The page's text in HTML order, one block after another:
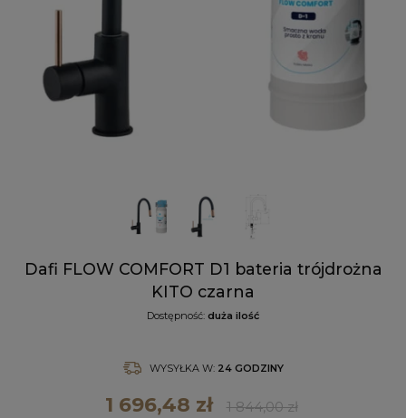
Dafi FLOW COMFORT D1 bateria trójdrożna
KITO czarna
Dostępność: duża ilość
WYSYŁKA W: 24 GODZINY
1 696,48 zł 1 844,00 zł